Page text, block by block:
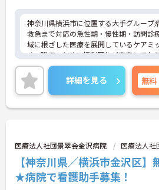
く働ける環境が整備されています。
・年間17日のリフレッシュ休暇や各種休
用することで、心身の負担を軽減しなが
ペースで業務に取り組めます。
【大手グループならではの福利厚生で、
来像を描ける安心の体制です】
・勤続3年以上の方を対象とした退職金制
されているため、将来を見据えて腰を据
とができます。
用制度も備わっており、長きにわたって
用が保証される点も魅力です。
神奈川県横浜市に位置する大手グループ
救急まで対応の急性期・慢性期・訪問診
域に根ざした医療を展開しているケアミ
す。職員のための福利厚生が充実してお
働きやすい環境が整っています。
ご興味ある方には、面接対策ポイントな
詳細をお話しいたしますのでお気軽にご
い。
詳細を見る 無料
医療法人社団景翠会金沢病院 医療法人社
【神奈川県／横浜市金沢区
★病院で看護助手募集！